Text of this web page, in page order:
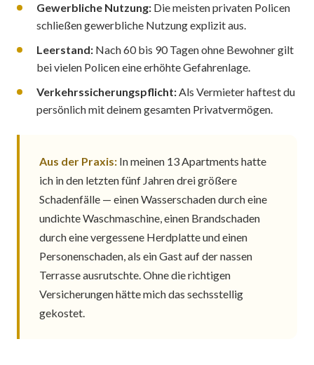
Gewerbliche Nutzung: Die meisten privaten Policen
schließen gewerbliche Nutzung explizit aus.
Leerstand: Nach 60 bis 90 Tagen ohne Bewohner gilt
bei vielen Policen eine erhöhte Gefahrenlage.
Verkehrssicherungspflicht:Als Vermieter haftest du
persönlich mit deinem gesamten Privatvermögen.
Aus der Praxis: In meinen 13 Apartments hatte
ich in den letzten fünf Jahren drei größere
Schadenfälle — einen Wasserschaden durch eine
undichte Waschmaschine, einen Brandschaden
durch eine vergessene Herdplatte und einen
Personenschaden, als ein Gast auf der nassen
Terrasse ausrutschte. Ohne die richtigen
Versicherungen hätte mich das sechsstellig
gekostet.